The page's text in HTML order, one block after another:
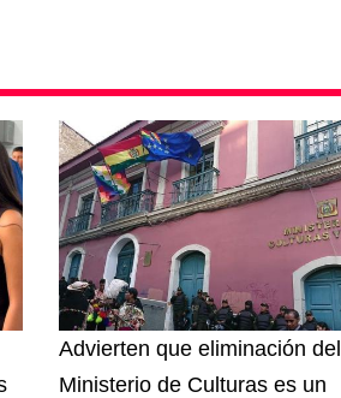
Advierten que eliminación del
Ministerio de Culturas es un